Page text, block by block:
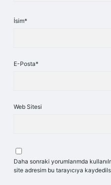
İsim*
E-Posta*
Web Sitesi
Daha sonraki yorumlarımda
site adresim bu tarayıcıya